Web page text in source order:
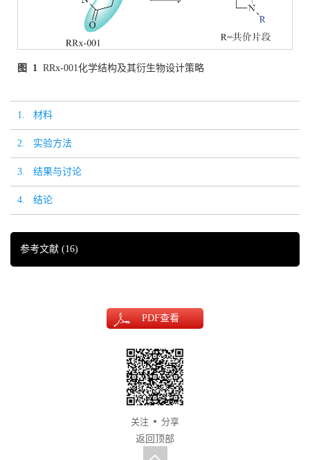
图 1 RRx-001化学结构及其衍生物设计策略
1. 材料
2. 实验方法
3. 结果与讨论
4. 结论
参考文献 (16)
PDF查看
关注
分享
返回顶部